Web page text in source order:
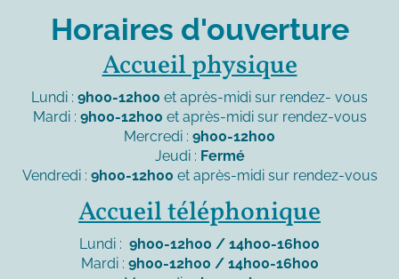
Horaires d'ouverture
Accueil physique
Lundi : 9h00-12h00 et après-midi sur rendez- vous
Mardi : 9h00-12h00 et après-midi sur rendez-vous
Mercredi : 9h00-12h00
Jeudi : Fermé
Vendredi : 9h00-12h00 et après-midi sur rendez-vous
Accueil téléphonique
Lundi : 9h00-12h00 / 14h00-16h00
Mardi : 9h00-12h00 / 14h00-16h00